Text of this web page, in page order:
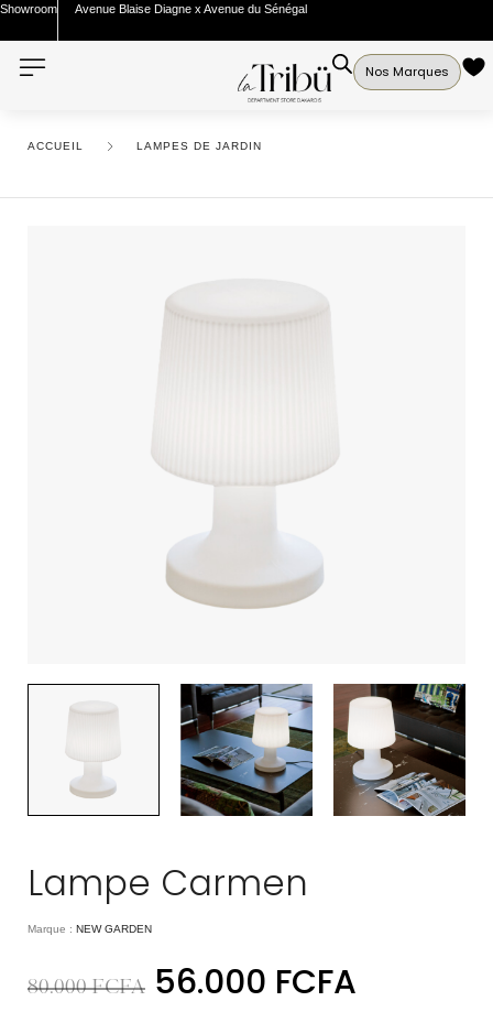
Showroom Avenue Blaise Diagne x Avenue du Sénégal
Nos Marques
ACCUEIL LAMPES DE JARDIN
Lampe Carmen
Marque : NEW GARDEN
80.000FCFA 56.000 FCFA